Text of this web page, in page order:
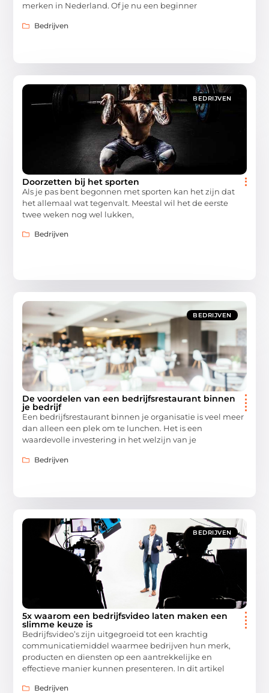
merken in Nederland. Of je nu een beginner
Bedrijven
BEDRIJVEN
Doorzetten bij het sporten
Als je pas bent begonnen met sporten kan het zijn dat
het allemaal wat tegenvalt. Meestal wil het de eerste
twee weken nog wel lukken,
Bedrijven
BEDRIJVEN
De voordelen van een bedrijfsrestaurant binnen
je bedrijf
Een bedrijfsrestaurant binnen je organisatie is veel meer
dan alleen een plek om te lunchen. Het is een
waardevolle investering in het welzijn van je
Bedrijven
BEDRIJVEN
5x waarom een bedrijfsvideo laten maken een
slimme keuze is
Bedrijfsvideo’s zijn uitgegroeid tot een krachtig
communicatiemiddel waarmee bedrijven hun merk,
producten en diensten op een aantrekkelijke en
effectieve manier kunnen presenteren. In dit artikel
Bedrijven